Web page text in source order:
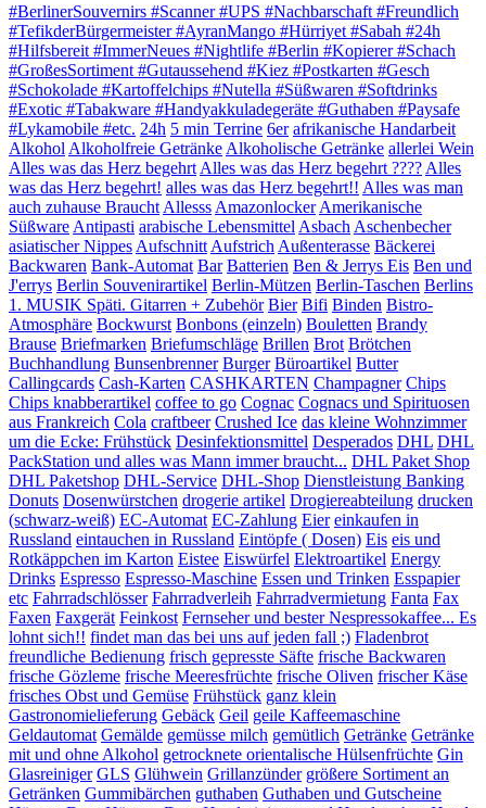
#BerlinerSouvernirs #Scanner #UPS #Nachbarschaft #Freundlich
#TefikderBürgermeister #AyranMango #Hürriyet #Sabah #24h
#Hilfsbereit #ImmerNeues #Nightlife #Berlin #Kopierer #Schach
#GroßesSortiment #Gutaussehend #Kiez #Postkarten #Gesch
#Schokolade #Kartoffelchips #Nutella #Süßwaren #Softdrinks
#Exotic #Tabakware #Handyakkuladegeräte #Guthaben #Paysafe
#Lykamobile #etc. 24h 5 min Terrine 6er afrikanische Handarbeit
Alkohol Alkoholfreie Getränke Alkoholische Getränke allerlei Wein
Alles was das Herz begehrt Alles was das Herz begehrt ???? Alles
was das Herz begehrt! alles was das Herz begehrt!! Alles was man
auch zuhause Braucht Allesss Amazonlocker Amerikanische
Süßware Antipasti arabische Lebensmittel Asbach Aschenbecher
asiatischer Nippes Aufschnitt Aufstrich Außenterasse Bäckerei
Backwaren Bank-Automat Bar Batterien Ben & Jerrys Eis Ben und
J'errys Berlin Souvenirartikel Berlin-Mützen Berlin-Taschen Berlins
1. MUSIK Späti. Gitarren + Zubehör Bier Bifi Binden Bistro-
Atmosphäre Bockwurst Bonbons (einzeln) Bouletten Brandy
Brause Briefmarken Briefumschläge Brillen Brot Brötchen
Buchhandlung Bunsenbrenner Burger Büroartikel Butter
Callingcards Cash-Karten CASHKARTEN Champagner Chips
Chips knabberartikel coffee to go Cognac Cognacs und Spirituosen
aus Frankreich Cola craftbeer Crushed Ice das kleine Wohnzimmer
um die Ecke: Frühstück Desinfektionsmittel Desperados DHL DHL
PackStation und alles was Mann immer braucht... DHL Paket Shop
DHL Paketshop DHL-Service DHL-Shop Dienstleistung Banking
Donuts Dosenwürstchen drogerie artikel Drogiereabteilung drucken
(schwarz-weiß) EC-Automat EC-Zahlung Eier einkaufen in
Russland eintauchen in Russland Eintöpfe ( Dosen) Eis eis und
Rotkäppchen im Karton Eistee Eiswürfel Elektroartikel Energy
Drinks Espresso Espresso-Maschine Essen und Trinken Esspapier
etc Fahrradschlösser Fahrradverleih Fahrradvermietung Fanta Fax
Faxen Faxgerät Feinkost Fernseher und bester Nespressokaffee... Es
lohnt sich!! findet man das bei uns auf jeden fall ;) Fladenbrot
freundliche Bedienung frisch gepresste Säfte frische Backwaren
frische Gözleme frische Meeresfrüchte frische Oliven frischer Käse
frisches Obst und Gemüse Frühstück ganz klein
Gastronomielieferung Gebäck Geil geile Kaffeemaschine
Geldautomat Gemälde gemüsse milch gemütlich Getränke Getränke
mit und ohne Alkohol getrocknete orientalische Hülsenfrüchte Gin
Glasreiniger GLS Glühwein Grillanzünder größere Sortiment an
Getränken Gummibärchen guthaben Guthaben und Gutscheine